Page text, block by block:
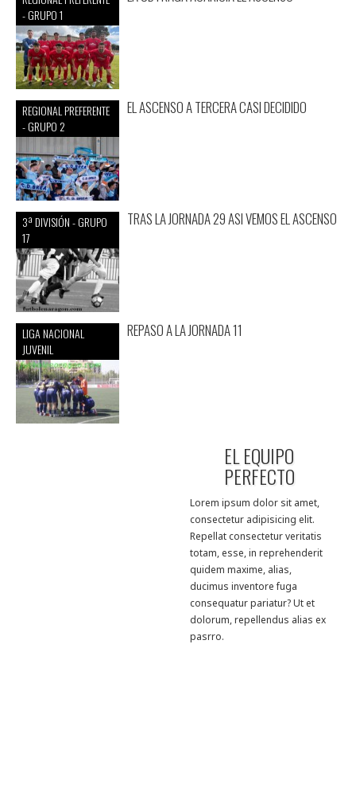
- GRUPO 1
REGIONAL PREFERENTE
- GRUPO 2
EL ASCENSO A TERCERA CASI DECIDIDO
3ª DIVISIÓN - GRUPO
17
TRAS LA JORNADA 29 ASI VEMOS EL ASCENSO
LIGA NACIONAL
JUVENIL
REPASO A LA JORNADA 11
EL EQUIPO
PERFECTO
Lorem ipsum dolor sit amet,
consectetur adipisicing elit.
Repellat consectetur veritatis
totam, esse, in reprehenderit
quidem maxime, alias,
ducimus inventore fuga
consequatur pariatur? Ut et
dolorum, repellendus alias ex
pasrro.